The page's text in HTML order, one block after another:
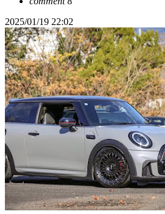
2025/01/19 22:02